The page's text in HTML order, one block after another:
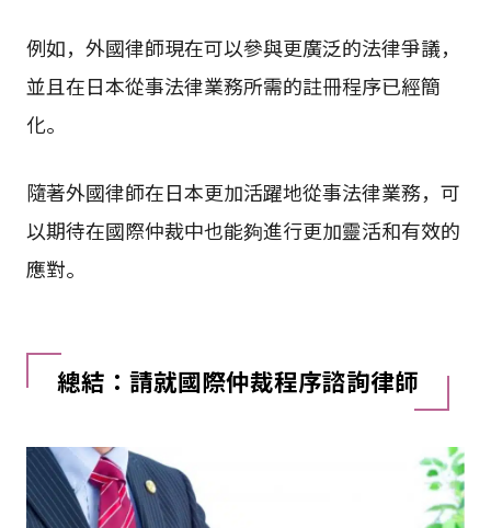
例如，外國律師現在可以參與更廣泛的法律爭議，
並且在日本從事法律業務所需的註冊程序已經簡
化。
隨著外國律師在日本更加活躍地從事法律業務，可
以期待在國際仲裁中也能夠進行更加靈活和有效的
應對。
總結：請就國際仲裁程序諮詢律師